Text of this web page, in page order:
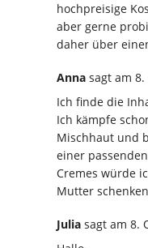
hochpreisige
aber gerne
daher über
Anna sagt am 8.
Ich finde die
Ich kämpfe
Mischhaut und
einer
Cremes würde
Mutter
Julia sagt am 8.